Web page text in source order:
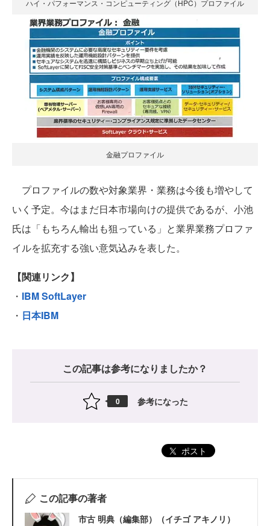
ハイ・パフォーマンス・コンピューティング（HPC）プロファイル
金融プロファイル
プロファイルの数や対象業界・業務は今後も増やして
いく予定。今はまだ日本市場向けの提供であるが、小池
氏は「もちろん輸出も狙っている」と業界業務プロファ
イルを拡充する強い意気込みを表した。
【関連リンク】
・ IBM SoftLayer
・ 日本IBM
この記事は参考になりましたか？
0 参考になった
ポスト
この記事の著者
市古 明典（編集部）（イチゴ アキノリ）